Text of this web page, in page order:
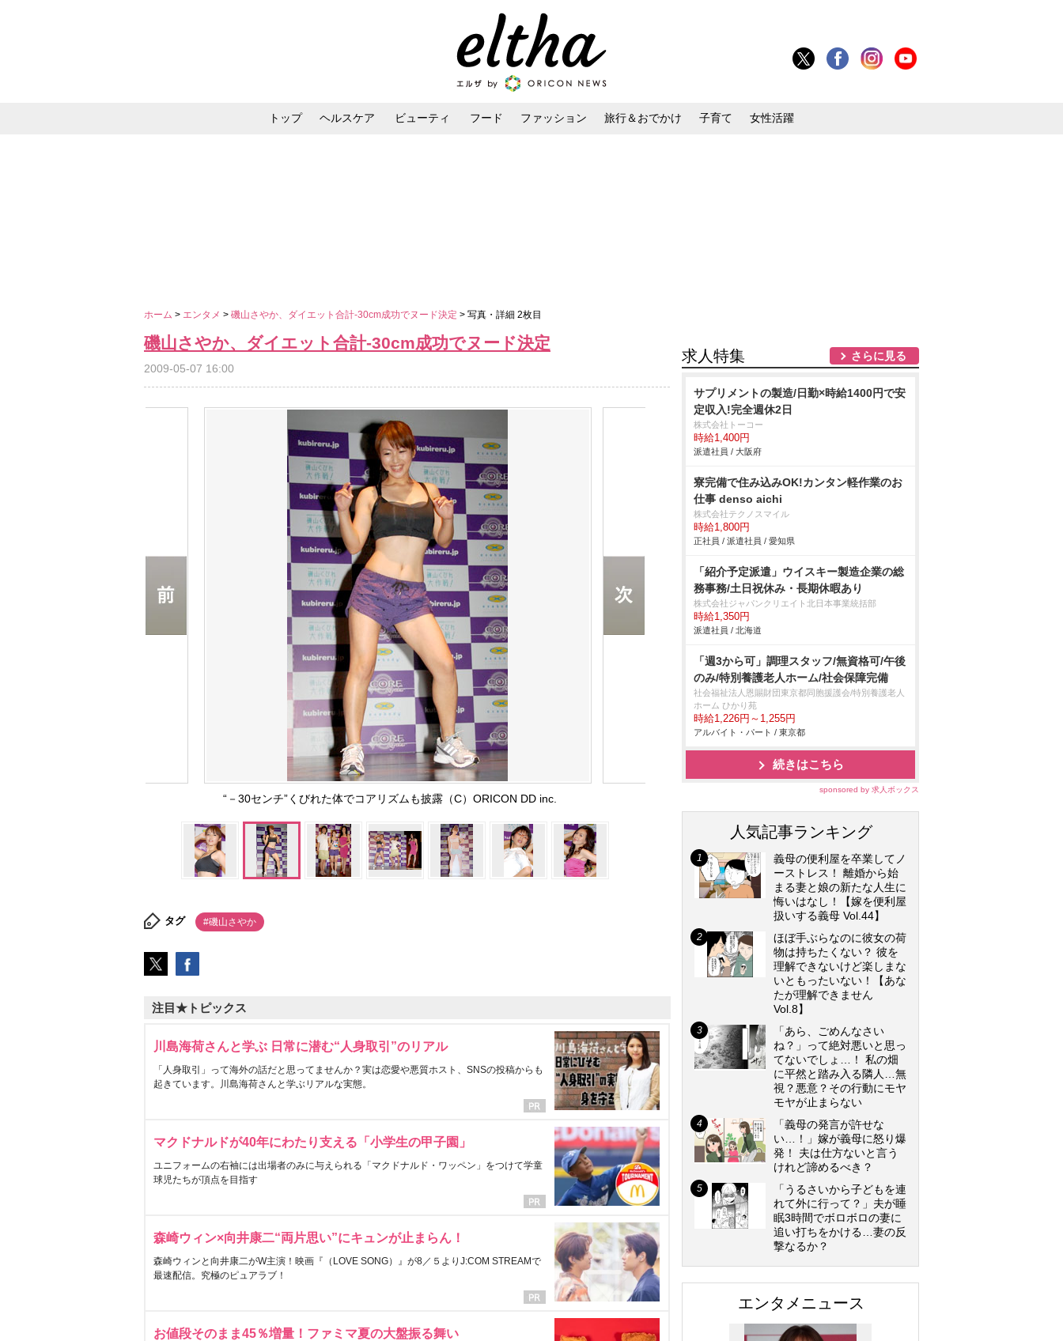
トップ ヘルスケア ビューティ フード ファッション 旅行＆おでかけ 子育て 女性活躍
ホーム > エンタメ > 磯山さやか、ダイエット合計-30cm成功でヌード決定 > 写真・詳細 2枚目
磯山さやか、ダイエット合計-30cm成功でヌード決定
2009-05-07 16:00
“－30センチ”くびれた体でコアリズムも披露（C）ORICON DD inc.
タグ #磯山さやか
注目★トピックス
川島海荷さんと学ぶ 日常に潜む“人身取引”のリアル
「人身取引」って海外の話だと思ってませんか？実は恋愛や悪質ホスト、SNSの投稿からも
起きています。川島海荷さんと学ぶリアルな実態。
マクドナルドが40年にわたり支える「小学生の甲子園」
ユニフォームの右袖には出場者のみに与えられる「マクドナルド・ワッペン」をつけて学童
球児たちが頂点を目指す
森崎ウィン×向井康二“両片思い”にキュンが止まらん！
森崎ウィンと向井康二がW主演！映画『（LOVE SONG）』が8／５よりJ:COM STREAMで
最速配信。究極のピュアラブ！
お値段そのまま45％増量！ファミマ夏の大盤振る舞い
求人特集 さらに見る
サプリメントの製造/日勤×時給1400円で安
定収入!完全週休2日
株式会社トーコー
時給1,400円
派遣社員 / 大阪府
寮完備で住み込みOK!カンタン軽作業のお
仕事 denso aichi
株式会社テクノスマイル
時給1,800円
正社員 / 派遣社員 / 愛知県
「紹介予定派遣」ウイスキー製造企業の総
務事務/土日祝休み・長期休暇あり
株式会社ジャパンクリエイト北日本事業統括部
時給1,350円
派遣社員 / 北海道
「週3から可」調理スタッフ/無資格可/午後
のみ/特別養護老人ホーム/社会保障完備
社会福祉法人恩賜財団東京都同胞援護会/特別養護老人
ホーム ひかり苑
時給1,226円～1,255円
アルバイト・パート / 東京都
続きはこちら
sponsored by 求人ボックス
人気記事ランキング
義母の便利屋を卒業してノ
ーストレス！ 離婚から始
まる妻と娘の新たな人生に
悔いはなし！【嫁を便利屋
扱いする義母 Vol.44】
ほぼ手ぶらなのに彼女の荷
物は持ちたくない？ 彼を
理解できないけど楽しまな
いともったいない！【あな
たが理解できません
Vol.8】
「あら、ごめんなさい
ね？」って絶対悪いと思っ
てないでしょ…！ 私の畑
に平然と踏み入る隣人…無
視？悪意？その行動にモヤ
モヤが止まらない
「義母の発言が許せな
い…！」嫁が義母に怒り爆
発！ 夫は仕方ないと言う
けれど諦めるべき？
「うるさいから子どもを連
れて外に行って？」夫が睡
眠3時間でボロボロの妻に
追い打ちをかける…妻の反
撃なるか？
エンタメニュース